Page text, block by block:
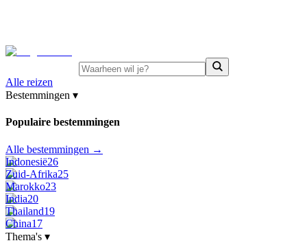
Alle reizen
Bestemmingen ▾
Populaire bestemmingen
Alle bestemmingen →
Indonesië26
Zuid-Afrika25
Marokko23
India20
Thailand19
China17
Thema's ▾